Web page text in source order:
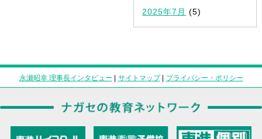
2025年7月 (5)
永瀬昭幸 理事長インタビュー | サイトマップ| プライバシー・ポリシー